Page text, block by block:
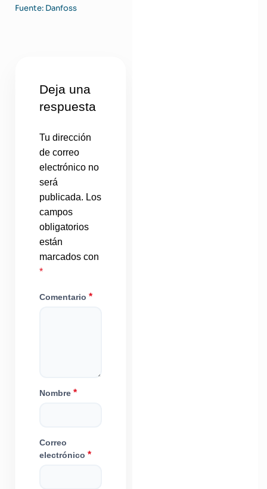
Fuente: Danfoss
Deja una
respuesta
Tu dirección
de correo
electrónico no
será
publicada. Los
campos
obligatorios
están
marcados con
*
Comentario *
Nombre *
Correo
electrónico *